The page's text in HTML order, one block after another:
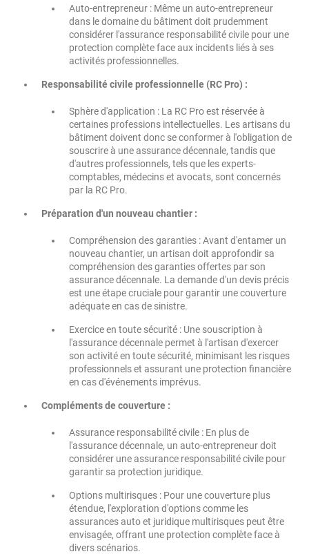
Auto-entrepreneur : Même un auto-entrepreneur
dans le domaine du bâtiment doit prudemment
considérer l'assurance responsabilité civile pour une
protection complète face aux incidents liés à ses
activités professionnelles.
Responsabilité civile professionnelle (RC Pro) :
Sphère d'application : La RC Pro est réservée à
certaines professions intellectuelles. Les artisans du
bâtiment doivent donc se conformer à l'obligation de
souscrire à une assurance décennale, tandis que
d'autres professionnels, tels que les experts-
comptables, médecins et avocats, sont concernés
par la RC Pro.
Préparation d'un nouveau chantier :
Compréhension des garanties : Avant d'entamer un
nouveau chantier, un artisan doit approfondir sa
compréhension des garanties offertes par son
assurance décennale. La demande d'un devis précis
est une étape cruciale pour garantir une couverture
adéquate en cas de sinistre.
Exercice en toute sécurité : Une souscription à
l'assurance décennale permet à l'artisan d'exercer
son activité en toute sécurité, minimisant les risques
professionnels et assurant une protection financière
en cas d'événements imprévus.
Compléments de couverture :
Assurance responsabilité civile : En plus de
l'assurance décennale, un auto-entrepreneur doit
considérer une assurance responsabilité civile pour
garantir sa protection juridique.
Options multirisques : Pour une couverture plus
étendue, l'exploration d'options comme les
assurances auto et juridique multirisques peut être
envisagée, offrant une protection complète face à
divers scénarios.